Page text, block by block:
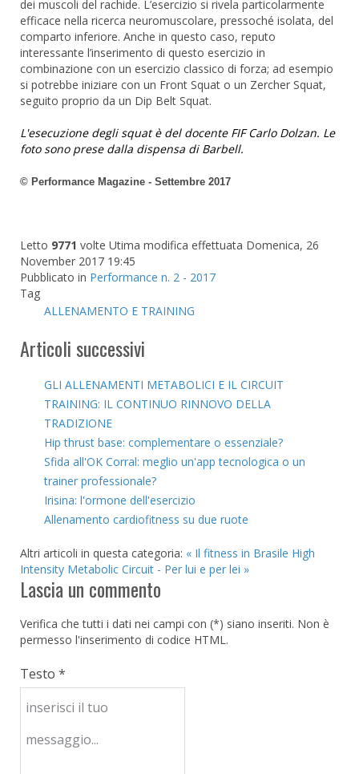
dei muscoli del rachide. L’esercizio si rivela particolarmente
efficace nella ricerca neuromuscolare, pressoché isolata, del
comparto inferiore. Anche in questo caso, reputo
interessante l’inserimento di questo esercizio in
combinazione con un esercizio classico di forza; ad esempio
si potrebbe iniziare con un Front Squat o un Zercher Squat,
seguito proprio da un Dip Belt Squat.
L'esecuzione degli squat è del docente FIF Carlo Dolzan. Le
foto sono prese dalla dispensa di Barbell.
© Performance Magazine - Settembre 2017
Letto 9771 volte Utima modifica effettuata Domenica, 26
November 2017 19:45
Pubblicato in Performance n. 2 - 2017
Tag
ALLENAMENTO E TRAINING
Articoli successivi
GLI ALLENAMENTI METABOLICI E IL CIRCUIT
TRAINING: IL CONTINUO RINNOVO DELLA
TRADIZIONE
Hip thrust base: complementare o essenziale?
Sfida all'OK Corral: meglio un'app tecnologica o un
trainer professionale?
Irisina: l'ormone dell'esercizio
Allenamento cardiofitness su due ruote
Altri articoli in questa categoria: « Il fitness in Brasile High
Intensity Metabolic Circuit - Per lui e per lei »
Lascia un commento
Verifica che tutti i dati nei campi con (*) siano inseriti. Non è
permesso l'inserimento di codice HTML.
Testo *